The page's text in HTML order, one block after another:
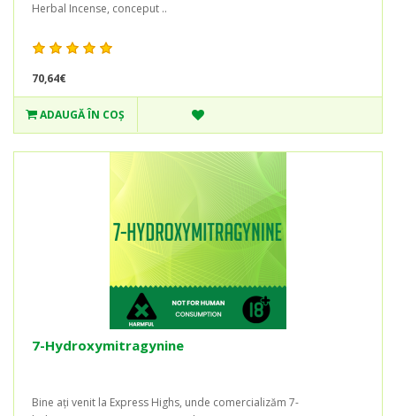
Herbal Incense, conceput ..
70,64€
ADAUGĂ ÎN COŞ
7-Hydroxymitragynine
Bine ați venit la Express Highs, unde comercializăm 7-